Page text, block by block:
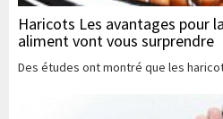
Haricots Les avantages pour
aliment vont vous surprendre
Des études ont montré que les